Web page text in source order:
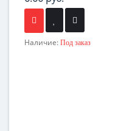
Наличие: Под заказ